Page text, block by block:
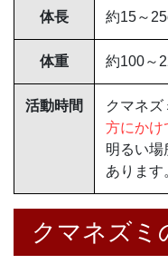
体長 約15～
体重 約100～
活動時間 クマネズ
方にかけ
明るい場
あります
クマネズミ